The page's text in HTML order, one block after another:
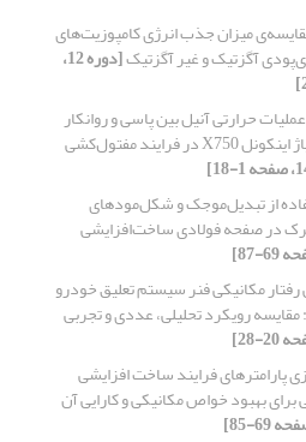
میزان جذب انرژی کامپوزیت‌های
آگزتیک و غیر آگزتیک [دوره 12،
حرارتی آنیل بین پاسی و روانکار
بر رفتار کشش سرد سوپر آلیاژ اینکونل X750 در فرایند مفتول‌کشی
از تبدیل‌موجک و شکل‌مودهای
در صفحه فولادی ساخت‌افزایشی
رفتار مکانیکی فنر سیستم تعلیق خودرو
رویکرد تحلیلی، عددی و تجربی
پارامترهای فرایند ساخت افزایشی
بهبود خواص مکانیکی و کارایی آن